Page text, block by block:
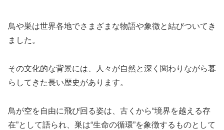
鳥や巣は世界各地でさまざまな物語や象徴と結びついてき
ました。
その文化的な背景には、人々が自然と深く関わりながら暮
らしてきた長い歴史があります。
鳥が空を自由に飛び回る姿は、古くから“境界を越える存
在”として語られ、巣は“生命の循環”を象徴するものとして